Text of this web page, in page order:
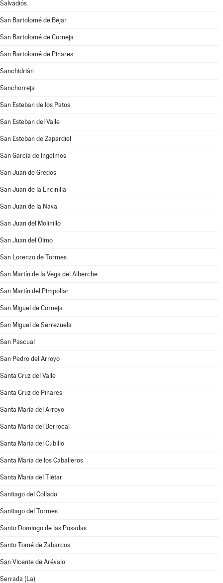
Salvadiós
San Bartolomé de Béjar
San Bartolomé de Corneja
San Bartolomé de Pinares
Sanchidrián
Sanchorreja
San Esteban de los Patos
San Esteban del Valle
San Esteban de Zapardiel
San García de Ingelmos
San Juan de Gredos
San Juan de la Encinilla
San Juan de la Nava
San Juan del Molinillo
San Juan del Olmo
San Lorenzo de Tormes
San Martín de la Vega del Alberche
San Martín del Pimpollar
San Miguel de Corneja
San Miguel de Serrezuela
San Pascual
San Pedro del Arroyo
Santa Cruz del Valle
Santa Cruz de Pinares
Santa María del Arroyo
Santa María del Berrocal
Santa María del Cubillo
Santa María de los Caballeros
Santa María del Tiétar
Santiago del Collado
Santiago del Tormes
Santo Domingo de las Posadas
Santo Tomé de Zabarcos
San Vicente de Arévalo
Serrada (La)